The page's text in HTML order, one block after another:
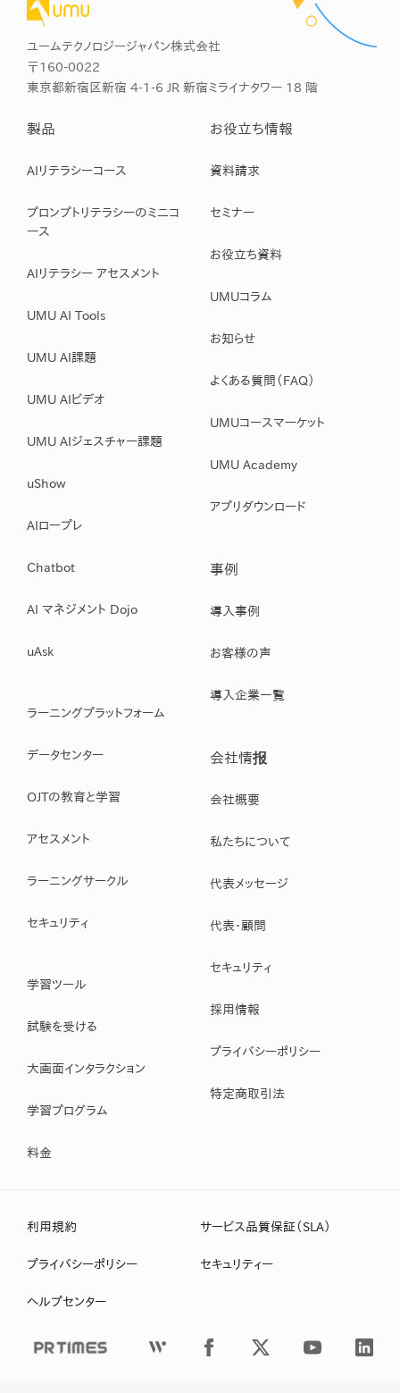
ユームテクノロジージャパン株式会社
〒160-0022
東京都新宿区新宿 4-1-6 JR 新宿ミライナタワー 18 階
製品
AIリテラシーコース
プロンプトリテラシーのミニコ
ース
AIリテラシー アセスメント
UMU AI Tools
UMU AI課題
UMU AIビデオ
UMU AIジェスチャー課題
uShow
AIロープレ
Chatbot
AI マネジメント Dojo
uAsk
ラーニングプラットフォーム
データセンター
OJTの教育と学習
アセスメント
ラーニングサークル
セキュリティ
学習ツール
試験を受ける
大画面インタラクション
学習プログラム
料金
お役立ち情報
資料請求
セミナー
お役立ち資料
UMUコラム
お知らせ
よくある質問（FAQ）
UMUコースマーケット
UMU Academy
アプリダウンロード
事例
導入事例
お客様の声
導入企業一覧
会社情报
会社概要
私たちについて
代表メッセージ
代表・顧問
セキュリティ
採用情報
プライバシーポリシー
特定商取引法
利用規約 サービス品質保証（SLA）
プライバシーポリシー セキュリティー
ヘルプセンター